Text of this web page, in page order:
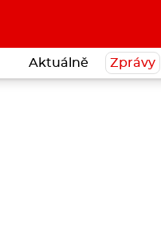
Aktuálně Zprávy